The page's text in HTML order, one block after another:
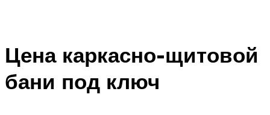
Цена каркасно-щитовой
бани под ключ